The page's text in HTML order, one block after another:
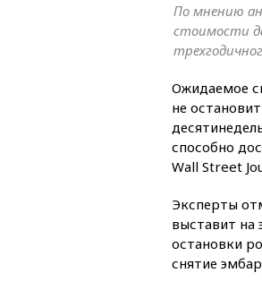
По мнению
стоимости
Ожидаемое
не
способно
Wall Street
Эксперты
выставит на
остановки
снятие